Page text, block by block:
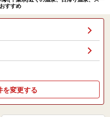
すすめ
を変更する